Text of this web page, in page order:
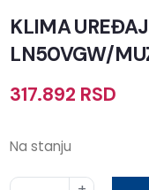
KLIMA
LN50VGW/
317.892 RSD
Na stanju